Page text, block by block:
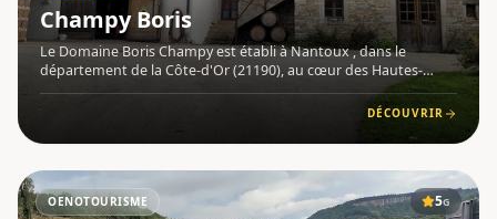
Champy Boris
Le Domaine Boris Champy est établi à Nantoux , dans le
département de la Côte-d'Or (21190), au cœur des Hautes-
Côtes de Beaune en Bourgogne . Pionnier de l'agriculture
respectueuse de l'environnement dans la région, Boris Champy
DÉCOUVRIR
OENOTOURISME 5G